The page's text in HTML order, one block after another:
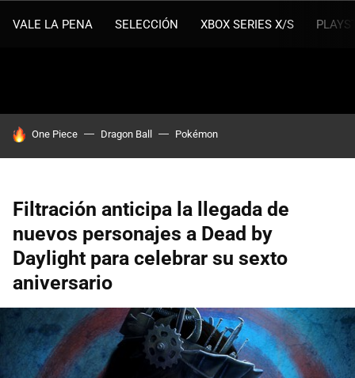
VALE LA PENA SELECCIÓN XBOX SERIES X/S
HOY SE HABLA DE
One Piece Dragon Ball Pokémon
Filtración anticipa la llegada de
nuevos personajes a Dead by
Daylight para celebrar su sexto
aniversario